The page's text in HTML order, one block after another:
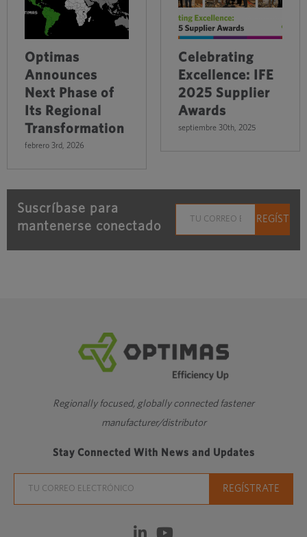
Optimas
Announces
Next Phase of
Its Regional
Transformation
febrero 3rd, 2026
Celebrating
Excellence: IFE
2025 Supplier
Awards
septiembre 30th, 2025
Suscríbase para
mantenerse conectado
Regionally focused, globally connected fastener
manufacturer/distributor
Stay Connected With News and Updates